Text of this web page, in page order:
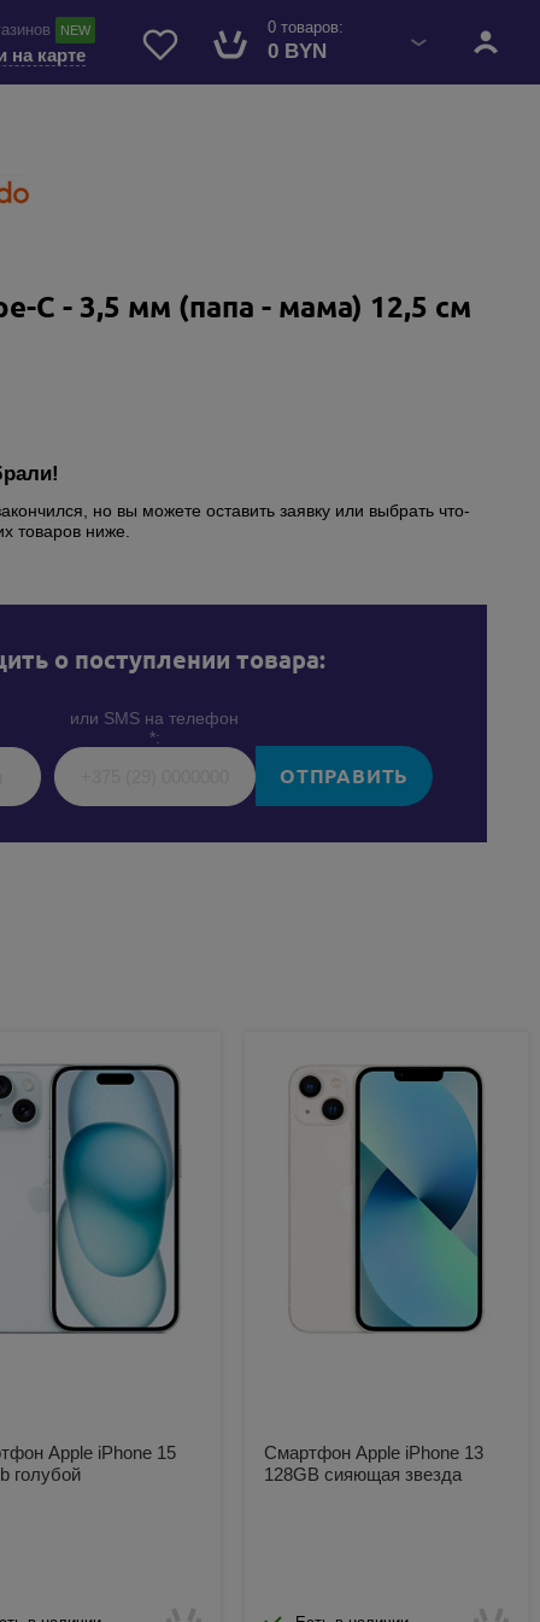
0 товаров:
0 BYN
NEW
на карте
C - 3,5 мм (папа - мама) 12,5 см
но вы можете оставить заявку или выбрать что-
товаров ниже.
о поступлении товара:
или SMS на телефон
*:
ОТПРАВИТЬ
Apple iPhone 15
голубой
Смартфон Apple iPhone 13
128GB сияющая звезда